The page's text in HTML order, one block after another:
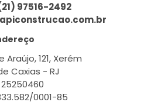
97516-2492
Araújo, 121, Xerém
Caxias - RJ
25250460
0001-85